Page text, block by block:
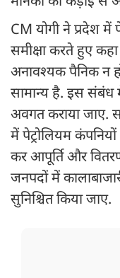
CM योगी ने प्रदेश में
समीक्षा करते हुए
अनावश्यक पैनिक न
सामान्य है. इस
अवगत कराया जाए.
में पेट्रोलियम
कर आपूर्ति और
जनपदों में
सुनिश्चित किया जाए.